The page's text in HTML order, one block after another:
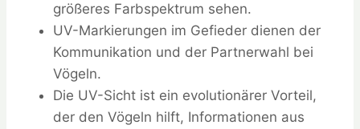
größeres Farbspektrum sehen.
UV-Markierungen im Gefieder dienen der
Kommunikation und der Partnerwahl bei
Vögeln.
Die UV-Sicht ist ein evolutionärer Vorteil,
der den Vögeln hilft, Informationen aus